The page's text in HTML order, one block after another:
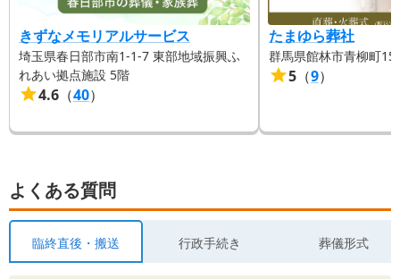
きずなメモリアルサービス
埼玉県春日部市南1-1-7 東部地域振興ふ
れあい拠点施設 5階
4.6 （40）
たまゆら葬社
群馬県館林市青柳町
5 （9）
よくある質問
臨終直後・搬送 行政手続き 葬儀形式